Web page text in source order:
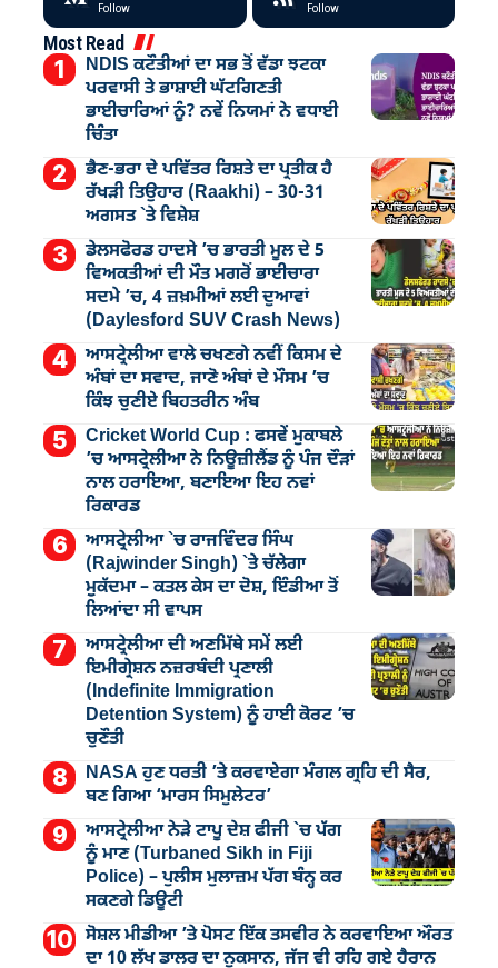
Follow Follow
Most Read
NDIS ਕਟੌਤੀਆਂ ਦਾ ਸਭ ਤੋਂ ਵੱਡਾ ਝਟਕਾ
ਪਰਵਾਸੀ ਤੇ ਭਾਸ਼ਾਈ ਘੱਟਗਿਣਤੀ
ਭਾਈਚਾਰਿਆਂ ਨੂੰ? ਨਵੇਂ ਨਿਯਮਾਂ ਨੇ ਵਧਾਈ
ਚਿੰਤਾ
ਭੈਣ-ਭਰਾ ਦੇ ਪਵਿੱਤਰ ਰਿਸ਼ਤੇ ਦਾ ਪ੍ਰਤੀਕ ਹੈ
ਰੱਖੜੀ ਤਿਉਹਾਰ (Raakhi) – 30-31
ਅਗਸਤ `ਤੇ ਵਿਸ਼ੇਸ਼
ਡੇਲਸਫੋਰਡ ਹਾਦਸੇ ’ਚ ਭਾਰਤੀ ਮੂਲ ਦੇ 5
ਵਿਅਕਤੀਆਂ ਦੀ ਮੌਤ ਮਗਰੋਂ ਭਾਈਚਾਰਾ
ਸਦਮੇ ’ਚ, 4 ਜ਼ਖ਼ਮੀਆਂ ਲਈ ਦੁਆਵਾਂ
(Daylesford SUV Crash News)
ਆਸਟ੍ਰੇਲੀਆ ਵਾਲੇ ਚਖਣਗੇ ਨਵੀਂ ਕਿਸਮ ਦੇ
ਅੰਬਾਂ ਦਾ ਸਵਾਦ, ਜਾਣੋ ਅੰਬਾਂ ਦੇ ਮੌਸਮ ’ਚ
ਕਿੰਝ ਚੁਣੀਏ ਬਿਹਤਰੀਨ ਅੰਬ
Cricket World Cup : ਫਸਵੇਂ ਮੁਕਾਬਲੇ
’ਚ ਆਸਟ੍ਰੇਲੀਆ ਨੇ ਨਿਊਜ਼ੀਲੈਂਡ ਨੂੰ ਪੰਜ ਦੌੜਾਂ
ਨਾਲ ਹਰਾਇਆ, ਬਣਾਇਆ ਇਹ ਨਵਾਂ
ਰਿਕਾਰਡ
ਆਸਟ੍ਰੇਲੀਆ `ਚ ਰਾਜਵਿੰਦਰ ਸਿੰਘ
(Rajwinder Singh) `ਤੇ ਚੱਲੇਗਾ
ਮੁੁਕੱਦਮਾ – ਕਤਲ ਕੇਸ ਦਾ ਦੋਸ਼, ਇੰਡੀਆ ਤੋਂ
ਲਿਆਂਦਾ ਸੀ ਵਾਪਸ
ਆਸਟ੍ਰੇਲੀਆ ਦੀ ਅਣਮਿੱਥੇ ਸਮੇਂ ਲਈ
ਇਮੀਗ੍ਰੇਸ਼ਨ ਨਜ਼ਰਬੰਦੀ ਪ੍ਰਣਾਲੀ
(Indefinite Immigration
Detention System) ਨੂੰ ਹਾਈ ਕੋਰਟ ’ਚ
ਚੁਣੌਤੀ
NASA ਹੁਣ ਧਰਤੀ ’ਤੇ ਕਰਵਾਏਗਾ ਮੰਗਲ ਗ੍ਰਹਿ ਦੀ ਸੈਰ,
ਬਣ ਗਿਆ ‘ਮਾਰਸ ਸਿਮੁਲੇਟਰ’
ਆਸਟ੍ਰੇਲੀਆ ਨੇੜੇ ਟਾਪੂ ਦੇਸ਼ ਫੀਜੀ `ਚ ਪੱਗ
ਨੂੰ ਮਾਣ (Turbaned Sikh in Fiji
Police) – ਪੁਲੀਸ ਮੁਲਾਜ਼ਮ ਪੱਗ ਬੰਨ੍ਹ ਕਰ
ਸਕਣਗੇ ਡਿਊਟੀ
ਸੋਸ਼ਲ ਮੀਡੀਆ ’ਤੇ ਪੋਸਟ ਇੱਕ ਤਸਵੀਰ ਨੇ ਕਰਵਾਇਆ ਔਰਤ
ਦਾ 10 ਲੱਖ ਡਾਲਰ ਦਾ ਨੁਕਸਾਨ, ਜੱਜ ਵੀ ਰਹਿ ਗਏ ਹੈਰਾਨ